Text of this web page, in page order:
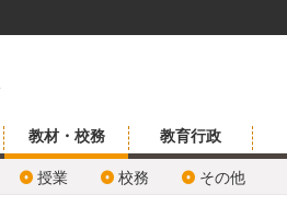
教材・校務
授業 校務 その他
教育行政